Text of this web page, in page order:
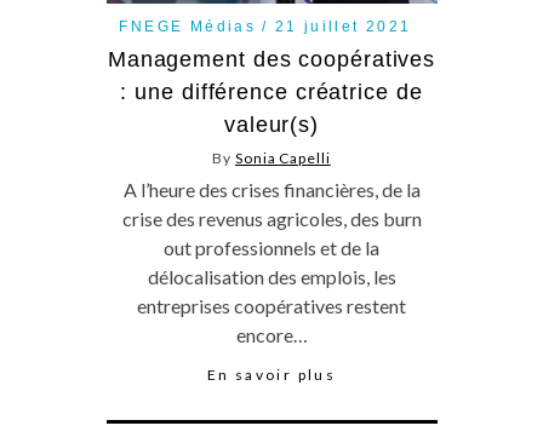
FNEGE Médias 21 juillet 2021
Management des coopératives
: une différence créatrice de
valeur(s)
By Sonia Capelli
A l’heure des crises financières, de la
crise des revenus agricoles, des burn
out professionnels et de la
délocalisation des emplois, les
entreprises coopératives restent
encore…
En savoir plus